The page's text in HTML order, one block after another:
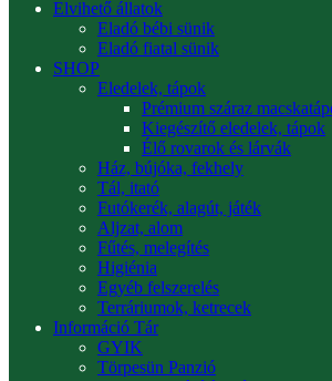
Elvihető állatok
Eladó bébi sünik
Eladó fiatal sünik
SHOP
Eledelek, tápok
Prémium száraz
Kiegészítő eledelek, tápok
Élő rovarok és lárvák
Ház, bújóka, fekhely
Tál, itató
Futókerék, alagút, játék
Aljzat, alom
Fűtés, melegítés
Higiénia
Egyéb felszerelés
Terráriumok, ketrecek
Információ Tár
GYIK
Törpesün Panzió